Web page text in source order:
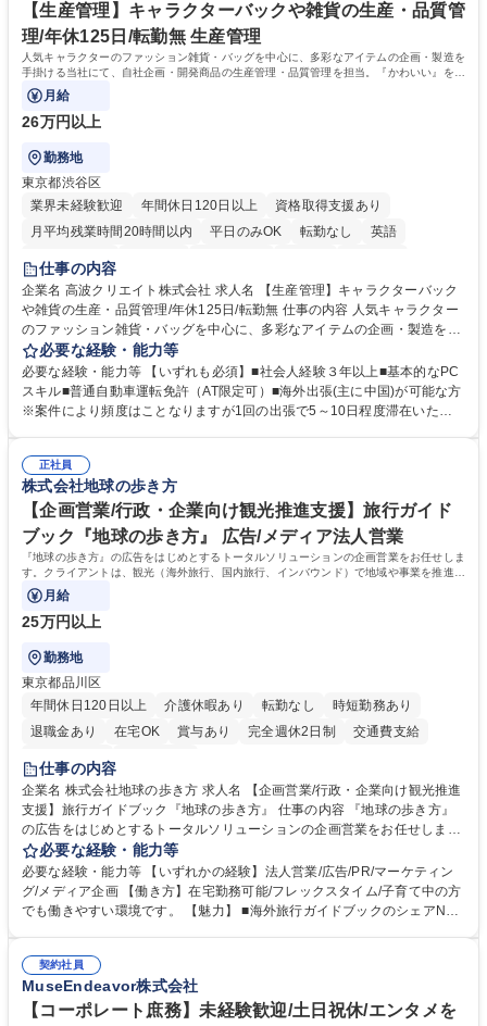
ール管理が出来る方。※将来的に他部署（営業部門、コーポレート部門）
へのジョブローテーションの可能性があります。 学歴・資格 学歴：大学
院 大学 語学力： 資格：宅地建物取引士
【生産管理】キャラクターバックや雑貨の生産・品質管
理/年休125日/転勤無 生産管理
人気キャラクターのファッション雑貨・バッグを中心に、多彩なアイテムの企画・製造を
手掛ける当社にて、自社企画・開発商品の生産管理・品質管理を担当。『かわいい』を届
けるやりがいのあるポジションです。
月給
26万円以上
勤務地
東京都渋谷区
業界未経験歓迎
年間休日120日以上
資格取得支援あり
月平均残業時間20時間以内
平日のみOK 転勤なし
英語
住宅手当あり
完全週休2日制
交通費支給 駅近5分以内 中国語 土日祝休み
仕事の内容
企業名 高波クリエイト株式会社 求人名 【生産管理】キャラクターバック
や雑貨の生産・品質管理/年休125日/転勤無 仕事の内容 人気キャラクター
のファッション雑貨・バッグを中心に、多彩なアイテムの企画・製造を手
掛ける当社にて、自社企画・開発商品の生産管理・品質管理を担当。『か
わいい』を届けるやりがいのあるポジションです。 有名ブランドやキャラ
クターライセンスを活用した商品の企画・開発・販売を行っています。企
画段階から納品まで、商品の製造に関わる全てのプロセスにおいて、生産
元様とのやり取り、輸入関連の書類の管理、国内倉庫での品質チェック、
工場開拓などがございます。 募集職種 【生産管理】キャラクターバック
や雑貨の生産・品質管理/年休125日/転勤無
必要な経験・能力等
必要な経験・能力等 【いずれも必須】■社会人経験３年以上■基本的なPC
スキル■普通自動車運転免許（AT限定可）■海外出張(主に中国)が可能な方
※案件により頻度はことなりますが1回の出張で5～10日程度滞在いただ
め、『コツコツと実直に取り組める方』 ・工場やライセンス元を含む社内
外関係者と友好なコミュニケーションが取れる方 ※折衝は営業担当がメイ
ンで行います。 学歴・資格 学歴：大学院 大学 高専 短大 専修学校 高校 語
学力： 資格：
正社員
株式会社地球の歩き方
【企画営業/行政・企業向け観光推進支援】旅行ガイド
ブック『地球の歩き方』 広告/メディア法人営業
『地球の歩き方』の広告をはじめとするトータルソリューションの企画営業をお任せしま
す。クライアントは、観光（海外旅行、国内旅行、インバウンド）で地域や事業を推進し
たい国内外の行政や企業です。
月給
25万円以上
勤務地
東京都品川区
年間休日120日以上
介護休暇あり 転勤なし
時短勤務あり
退職金あり
在宅OK 賞与あり 完全週休2日制
交通費支給
駅近5分以内
仕事の内容
企業名 株式会社地球の歩き方 求人名 【企画営業/行政・企業向け観光推進
支援】旅行ガイドブック『地球の歩き方』 仕事の内容 『地球の歩き方』
の広告をはじめとするトータルソリューションの企画営業をお任せしま
す。クライアントは、観光（海外旅行、国内旅行、インバウンド）で地域
や事業を推進したい国内外の行政や企業です。 【業務詳細】■『地球の歩
き方』は海外旅行ガイドブックのNo.1ブランドであり、国内旅行において
も牽引しております。観光推進支援においても、業界を牽引する意欲的な
に、インバウンドのトップブランドに成長しております■旅が業務であ
り、日常です。旅好きにはこれ以上ない環境です 募集職種 【企画営業/行
政・企業向け観光推進支援】旅行ガイドブック『地球の歩き方』
必要な経験・能力等
必要な経験・能力等 【いずれかの経験】法人営業/広告/PR/マーケティン
グ/メディア企画 【働き方】在宅勤務可能/フレックスタイム/子育て中の方
でも働きやすい環境です。 【魅力】 ■海外旅行ガイドブックのシェアNo.1
であり、「地球の歩き方」としてどう取り組むか、共に形を作るコアメン
バーとして活躍いただきます。 学歴・資格 学歴：大学院 大学 語学力： 資
格：
契約社員
MuseEndeavor株式会社
【コーポレート庶務】未経験歓迎/土日祝休/エンタメを